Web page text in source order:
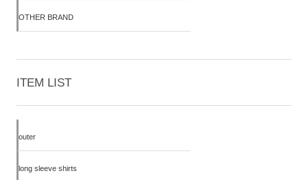
OTHER BRAND
ITEM LIST
outer
long sleeve shirts